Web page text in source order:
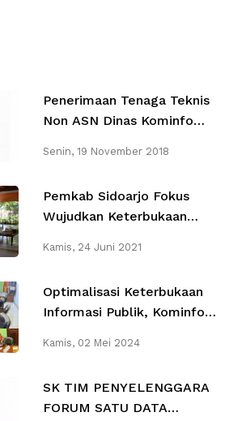
Penerimaan Tenaga Teknis
Non ASN Dinas Kominfo
Senin, 19 November 2018
Pemkab Sidoarjo Fokus
Wujudkan Keterbukaan
Sosialisasi PPID Desa
Kamis, 24 Juni 2021
Optimalisasi Keterbukaan
Informasi Publik, Kominfo
DIP OPD 2024
Kamis, 02 Mei 2024
SK TIM PENYELENGGARA
FORUM SATU DATA